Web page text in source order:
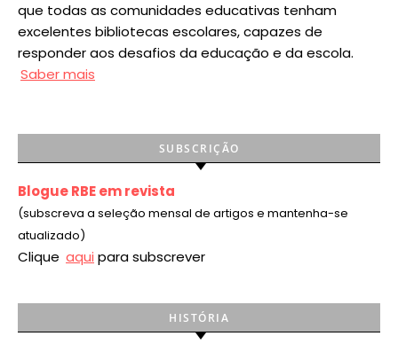
que todas as comunidades educativas tenham
excelentes bibliotecas escolares, capazes de
responder aos desafios da educação e da escola.
Saber mais
SUBSCRIÇÃO
Blogue RBE em revista
(subscreva a seleção mensal de artigos e mantenha-se
atualizado)
Clique aqui para subscrever
HISTÓRIA